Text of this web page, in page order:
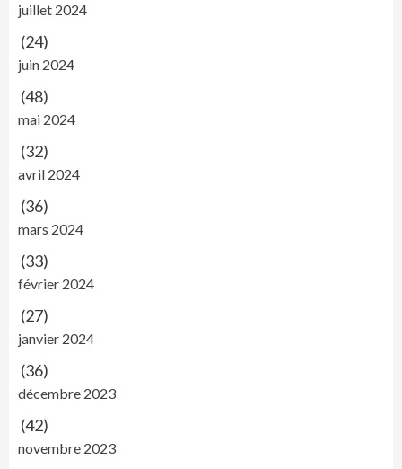
juillet 2024
(24)
juin 2024
(48)
mai 2024
(32)
avril 2024
(36)
mars 2024
(33)
février 2024
(27)
janvier 2024
(36)
décembre 2023
(42)
novembre 2023